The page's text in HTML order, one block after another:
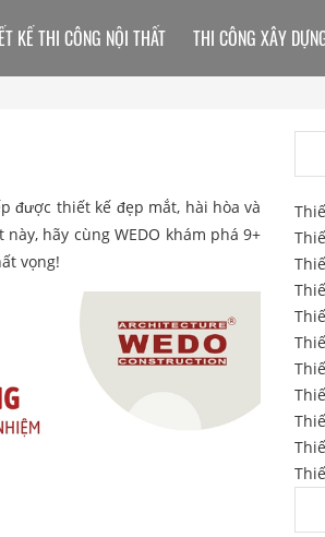
được thiết kế đẹp mắt, hài hòa và
hãy cùng WEDO khám phá 9+
vọng!
KẾ THI CÔNG NỘI THẤT THI CÔNG XÂY